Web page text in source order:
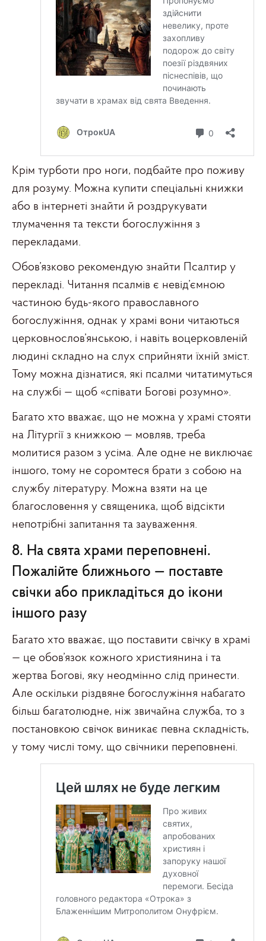
Крім турботи про ноги, подбайте про поживу
для розуму. Можна купити спеціальні книжки
або в інтернеті знайти й роздрукувати
тлумачення та тексти богослужіння з
перекладами.
Обов’язково рекомендую знайти Псалтир у
перекладі. Читання псалмів є невід’ємною
частиною будь-якого православного
богослужіння, однак у храмі вони читаються
церковнослов’янською, і навіть воцерковленій
людині складно на слух сприйняти їхній зміст.
Тому можна дізнатися, які псалми читатимуться
на службі — щоб «співати Богові розумно».
Багато хто вважає, що не можна у храмі стояти
на Літургії з книжкою — мовляв, треба
молитися разом з усіма. Але одне не виключає
іншого, тому не соромтеся брати з собою на
службу літературу. Можна взяти на це
благословення у священика, щоб відсікти
непотрібні запитання та зауваження.
8. На свята храми переповнені.
Пожалійте ближнього — поставте
свічки або прикладіться до ікони
іншого разу
Багато хто вважає, що поставити свічку в храмі
— це обов’язок кожного християнина і та
жертва Богові, яку неодмінно слід принести.
Але оскільки різдвяне богослужіння набагато
більш багатолюдне, ніж звичайна служба, то з
постановкою свічок виникає певна складність,
у тому числі тому, що свічники переповнені.